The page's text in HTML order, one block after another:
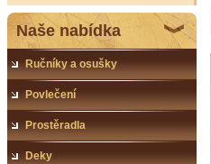
Naše nabídka
Ručníky a osušky
Povlečení
Prostěradla
Deky